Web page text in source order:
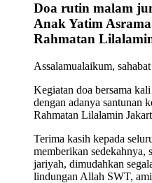
Doa rutin malam
Anak Yatim
Rahmatan
Assalamualaikum,
Kegiatan doa bersama
dengan adanya santunan
Rahmatan Lilalamin
Terima kasih kepada
memberikan sedekahnya,
jariyah, dimudahkan
lindungan Allah SWT,